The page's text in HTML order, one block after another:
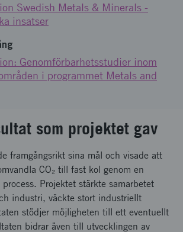
Swedish Metals & Minerals -
insatser
Genomförbarhetsstudier inom
i programmet Metals and
som projektet gav
framgångsrikt sina mål och visade att
CO₂ till fast kol genom en
Projektet stärkte samarbetet
industri, väckte stort industriellt
stödjer möjligheten till ett eventuellt
bidrar även till utvecklingen av